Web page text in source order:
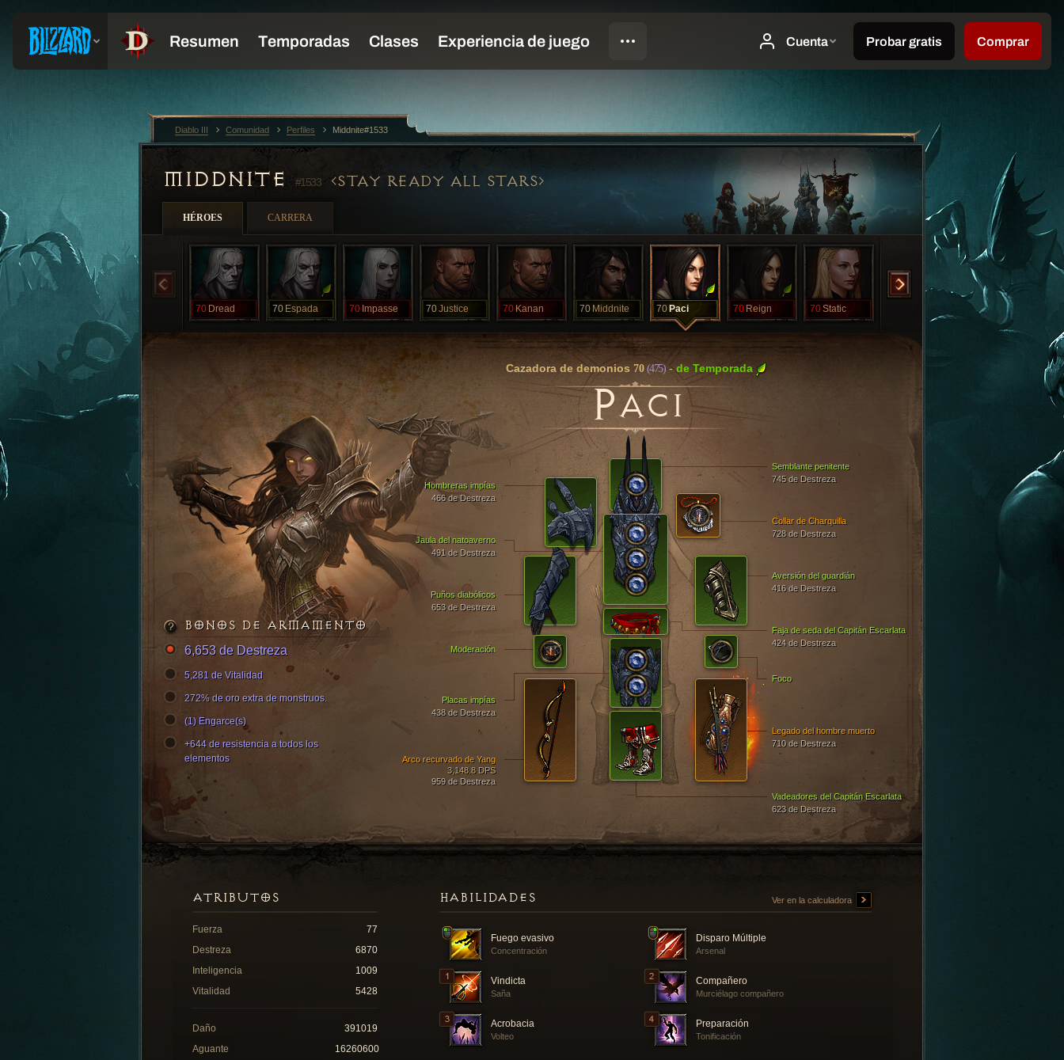
MIDDNITE #1533 STAY READY ALL STARS
HÉROES CARRERA
70 Dread 70 Espada 70 Impasse 70Justice 70 Kanan 70 Middnite 70 Paci 70 Reign 70Static Luggage
Cazadora de demonios 70 (475) - de Temporada
PACI
Semblante penitente
745 de Destreza
Jaula del natoaverno
491 de Destreza
Vadeadores del Capitán Escarlata
623 de Destreza
Puños diabólicos
653 de Destreza
Hombreras impías
466 de Destreza
Placas impías
438 de Destreza
Aversión del guardián
416 de Destreza
Arco recurvado de Yang
3,148.8 DPS
959 de Destreza
Legado del hombre muerto
710 de Destreza
Faja de seda del Capitán Escarlata
424 de Destreza
Foco
Moderación
Collar de Charquilla
728 de Destreza
BONOS DE ARMAMENTO
6,653 de Destreza
5,281 de Vitalidad
272% de oro extra de monstruos.
(1) Engarce(s)
+644 de resistencia a todos los
elementos
HABILIDADES Ver en la calculadora
Fuego evasivo
Concentración
Disparo Múltiple
Arsenal
Vindicta
Saña
Compañero
Murciélago compañero
Acrobacia
Volteo
Preparación
Tonificación
ATRIBUTOS
Fuerza
77
Destreza
6870
Inteligencia
1009
Vitalidad
5428
Daño
391019
Aguante
16260600
Diablo III Comunidad Perfiles Middnite#1533